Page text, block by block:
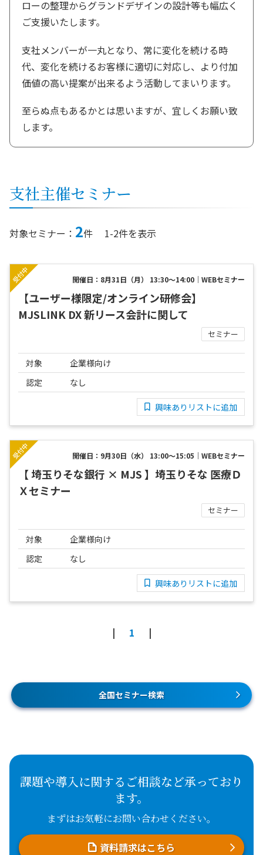
ローの整理からグランドデザインの設計等も幅広く
ご支援いたします。
支社メンバーが一丸となり、常に変化を続ける時
代、変化を続けるお客様に適切に対応し、より付加
価値の高い提案が出来るよう活動してまいります。
至らぬ点もあるかとは思いますが、宜しくお願い致
します。
支社主催セミナー
対象セミナー： 2件 1-2件を表示
開催日：8月31日（月） 13:30～14:00｜WEBセミナー
【ユーザー様限定/オンライン研修会】
MJSLINK DX 新リース会計に関して
セミナー
対象
企業様向け
認定
なし
興味ありリストに追加
開催日：9月30日（水） 13:00～15:05｜WEBセミナー
【 埼玉りそな銀行 × MJS 】埼玉りそな 医療Ｄ
Ｘセミナー
セミナー
対象
企業様向け
認定
なし
興味ありリストに追加
1
全国セミナー検索
課題や導入に関するご相談など承っており
ます。
まずはお気軽にお問い合わせください。
資料請求はこちら